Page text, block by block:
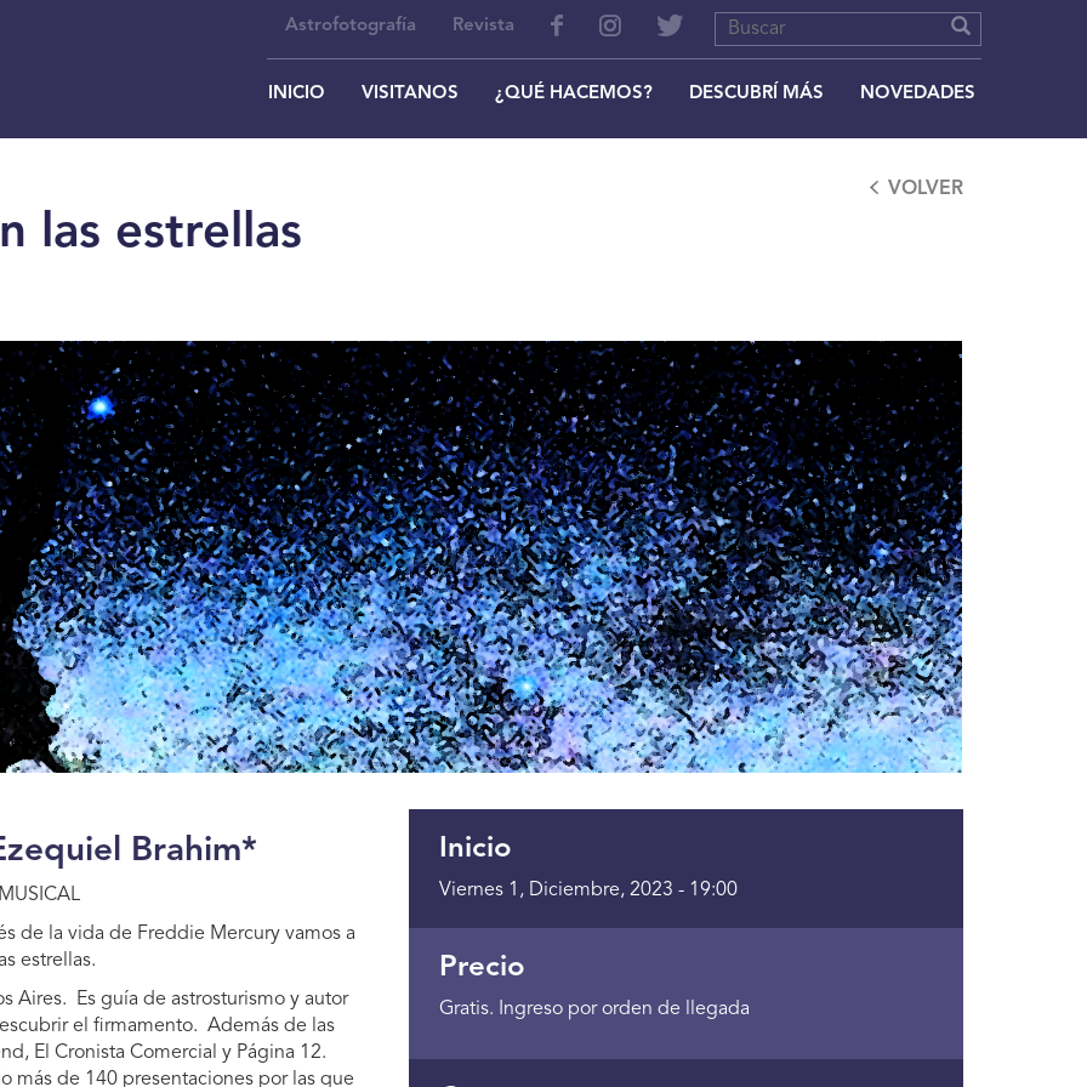
Astrofotografía Revista
INICIO VISITANOS ¿QUÉ HACEMOS? DESCUBRÍ MÁS NOVEDADES
las estrellas
VOLVER
Brahim*
de la vida de Freddie Mercury vamos a
estrellas.
Aires. Es guía de astrosturismo y autor
el firmamento. Además de las
El Cronista Comercial y Página 12.
más de 140 presentaciones por las que
Inicio
Viernes 1, Diciembre, 2023 - 19:00
Precio
Gratis. Ingreso por orden de llegada